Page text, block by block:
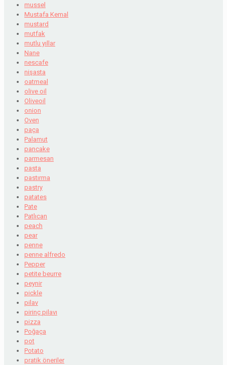
mussel
Mustafa Kemal
mustard
mutfak
mutlu yıllar
Nane
nescafe
nişasta
oatmeal
olive oil
Oliveoil
onion
Oven
paça
Palamut
pancake
parmesan
pasta
pastırma
pastry
patates
Pate
Patlıcan
peach
pear
penne
penne alfredo
Pepper
petite beurre
peynir
pickle
pilav
pirinç pilavı
pizza
Poğaça
pot
Potato
pratik öneriler